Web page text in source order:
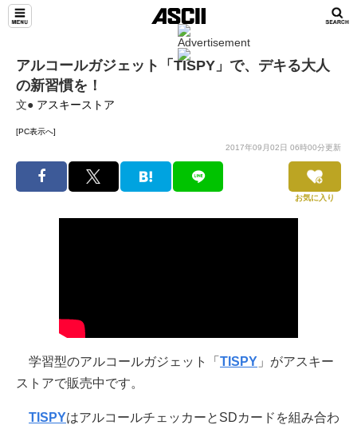
アルコールガジェット「TISPY」で、デキる大人
の新習慣を！
文● アスキーストア
[PC表示へ]
2017年09月02日 06時00分更新
お気に入り
学習型のアルコールガジェット「 TISPY 」がアスキー
ストアで販売中です。
TISPYはアルコールチェッカーとSDカードを組み合わ